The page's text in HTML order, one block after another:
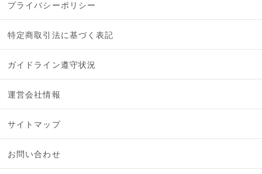
プライバシーポリシー
特定商取引法に基づく表記
ガイドライン遵守状況
運営会社情報
サイトマップ
お問い合わせ